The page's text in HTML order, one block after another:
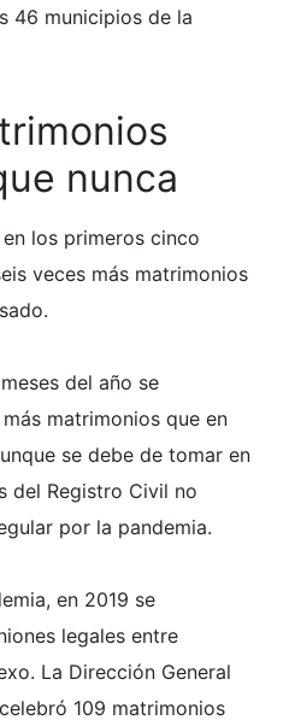
46 municipios de la
nunca
los primeros cinco
veces más matrimonios
del año se
matrimonios que en
se debe de tomar en
del Registro Civil no
por la pandemia.
en 2019 se
legales entre
La Dirección General
109 matrimonios